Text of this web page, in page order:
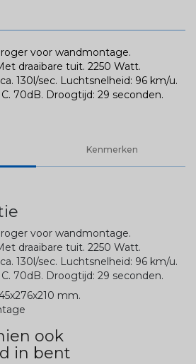
voor wandmontage.
draaibare tuit. 2250 Watt.
130l/sec. Luchtsnelheid: 96 km/u.
70dB. Droogtijd: 29 seconden.
Kenmerken
voor wandmontage.
draaibare tuit. 2250 Watt.
130l/sec. Luchtsnelheid: 96 km/u.
70dB. Droogtijd: 29 seconden.
mm.
ook
in bent